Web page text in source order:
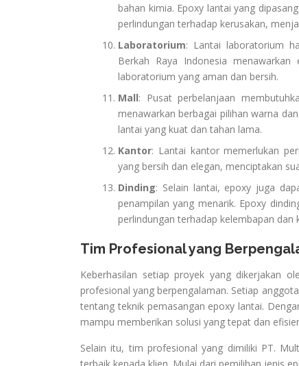
bahan kimia. Epoxy lantai yang
perlindungan terhadap kerusakan,
Laboratorium: Lantai laboratorium
Berkah Raya Indonesia
laboratorium yang aman dan bersih.
Mall: Pusat perbelanjaan
menawarkan berbagai pilihan warna
lantai yang kuat dan tahan lama.
Kantor: Lantai kantor memerlukan
yang bersih dan elegan, menciptakan
Dinding: Selain lantai, epoxy juga
penampilan yang menarik. Epoxy
perlindungan terhadap kelembapan
Tim Profesional yang
Keberhasilan setiap proyek yang dikerjakan
profesional yang berpengalaman. Setiap
tentang teknik pemasangan epoxy lantai.
mampu memberikan solusi yang tepat dan
Selain itu, tim profesional yang dimiliki PT.